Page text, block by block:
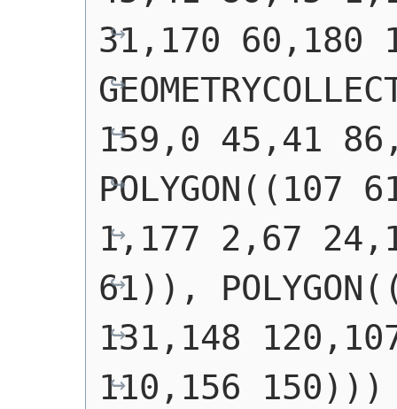
31,170 60,180
159,0 45,41
1,177 2,67
61)),
131,148
110,156 150)))